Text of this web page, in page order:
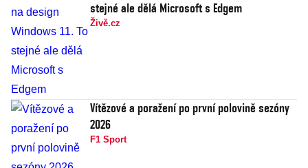
stejné ale dělá Microsoft s Edgem
Živě.cz
Vítězové a poražení po první polovině sezóny
2026
F1 Sport